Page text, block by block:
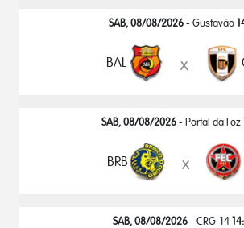
SAB, 08/08/2026- Gustavão
BAL x
SAB, 08/08/2026 - Portal da Foz
BRB x
SAB, 08/08/2026 - CRG-14